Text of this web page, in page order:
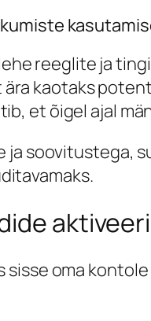
reeglite ja
kaotaks
et õigel ajal
soovitustega,
sisse oma